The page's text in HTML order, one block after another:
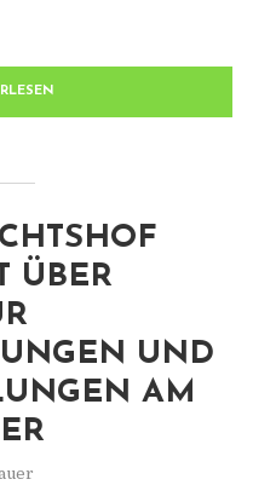
ÜBER
UND
AM